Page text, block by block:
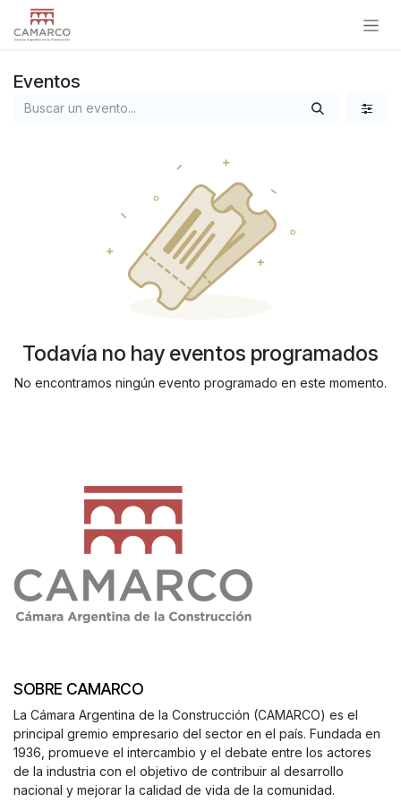
Ir al contenido
Eventos
Todavía no hay eventos programados
No encontramos ningún evento programado en este momento.
SOBRE CAMARCO
La Cámara Argentina de la Construcción (CAMARCO) es el
principal gremio empresario del sector en el país. Fundada en
1936, promueve el intercambio y el debate entre los actores
de la industria con el objetivo de contribuir al desarrollo
nacional y mejorar la calidad de vida de la comunidad.